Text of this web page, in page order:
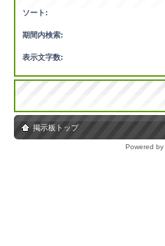
ソート:
期間内検索:
表示文字数:
掲示板トップ
Powered by